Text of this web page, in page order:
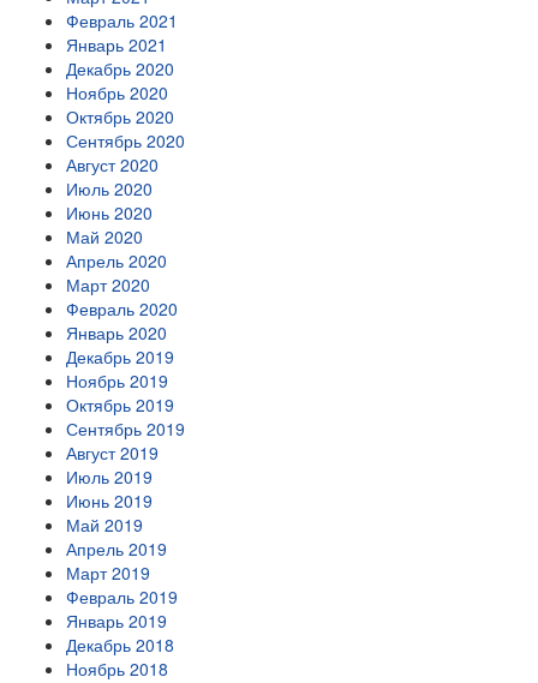
Февраль 2021
Январь 2021
Декабрь 2020
Ноябрь 2020
Октябрь 2020
Сентябрь 2020
Август 2020
Июль 2020
Июнь 2020
Май 2020
Апрель 2020
Март 2020
Февраль 2020
Январь 2020
Декабрь 2019
Ноябрь 2019
Октябрь 2019
Сентябрь 2019
Август 2019
Июль 2019
Июнь 2019
Май 2019
Апрель 2019
Март 2019
Февраль 2019
Январь 2019
Декабрь 2018
Ноябрь 2018